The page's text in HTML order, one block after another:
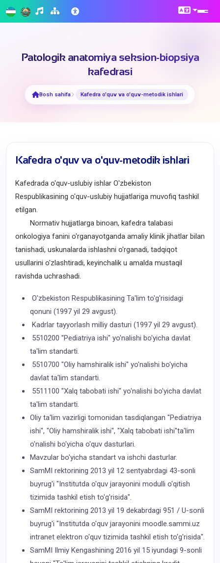
Patologik anatomiya seksion-biopsiya
kafedrasi
Bosh sahifa Kafedra o'quv va o'quv-metodik ishlari
Kafedra o'quv va o'quv-metodik ishlari
Kafedrada o'quv-uslubiy ishlar O'zbekiston
Respublikasining o'quv-uslubiy hujjatlariga muvofiq tashkil
etilgan.
Normativ hujjatlarga binoan, kafedra talabasi
onkologiya fanini o'rganayotganda amaliy klinik jihatlar bilan
tanishadi, uskunalarda ishlashni o'rganadi, tadqiqot
usullarini o'zlashtiradi, keyinchalik u amalda mustaqil
ravishda uchrashadi.
O'zbekiston Respublikasining Ta'lim to'g'risidagi
qonuni (1997 yil 29 avgust).
Kadrlar tayyorlash milliy dasturi (1997 yil 29 avgust).
5510200 "Pediatriya ishi" yo'nalishi bo'yicha davlat
ta'lim standarti.
5510700 "Oliy hamshiralik ishi" yo'nalishi bo'yicha
davlat ta'lim standarti.
5511100 "Xalq tabobati ishi" yo'nalishi bo'yicha davlat
ta'lim standarti.
Oliy ta'lim vazirligi tomonidan tasdiqlangan "Pediatriya
ishi", "Oliy hamshiralik ishi", "Xalq tabobati ishi"ta'lim
o'nalishi bo'yicha o'quv dasturlari.
Mavzular bo'yicha standart va ishchi dasturlar.
SamMI rektorining 2013 yil 12 sentyabrdagi 43-sonli
buyrug'i "Institutda o'quv jarayonini modulli o'qitish
tizimida tashkil etish to'g'risida".
SamMI rektorining 2013 yil 19 dekabrdagi 951 / U-sonli
buyrug'i "Institutda o'quv jarayonini moodle.sammi.uz
intranet elektron o'quv tizimida tashkil etish to'g'risida".
SamMI Ilmiy Kengashining 2016 yil 15 iyundagi 9-sonli